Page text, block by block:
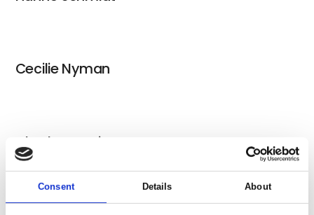
Consent Details About
Cecilie Nyman
Charles Fazzino